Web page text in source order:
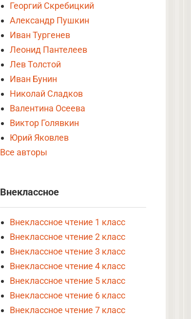
Георгий Скребицкий
Александр Пушкин
Иван Тургенев
Леонид Пантелеев
Лев Толстой
Иван Бунин
Николай Сладков
Валентина Осеева
Виктор Голявкин
Юрий Яковлев
Все авторы
Внеклассное
Внеклассное чтение 1 класс
Внеклассное чтение 2 класс
Внеклассное чтение 3 класс
Внеклассное чтение 4 класс
Внеклассное чтение 5 класс
Внеклассное чтение 6 класс
Внеклассное чтение 7 класс